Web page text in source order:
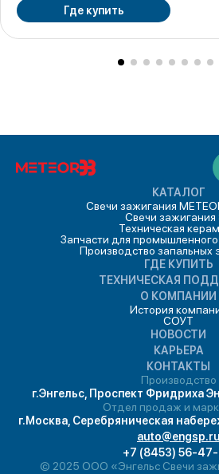
Где купить
КАТАЛОГ
Свечи зажигания
Свечи зажигания
Техническая
Запчасти для
Производство запальных
ГДЕ КУПИТЬ
ТЕХНИЧЕСКАЯ
О КОМПАНИИ
История
СОУТ
НОВОСТИ
КАРЬЕРА
КОНТАКТЫ
Производство
г.Энгельс, Проспект Фридриха
Отдел продаж и
г.Москва, Серебряническая
auto@engsp.ru
+7 (8453) 56-
© 2025 ООО «Энгельс Свечи